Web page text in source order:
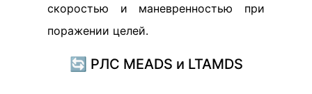
скоростью и маневренностью при
поражении целей.
🔄 РЛС MEADS и LTAMDS